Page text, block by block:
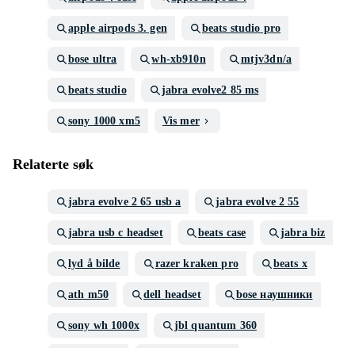
apple airpods 3. gen beats studio pro
bose ultra wh-xb910n mtjv3dn/a
beats studio jabra evolve2 85 ms
sony 1000 xm5 Vis mer
Relaterte søk
jabra evolve 2 65 usb a jabra evolve 2 55
jabra usb c headset beats case jabra biz
lyd å bilde razer kraken pro beats x
ath m50 dell headset bose наушники
sony wh 1000x jbl quantum 360